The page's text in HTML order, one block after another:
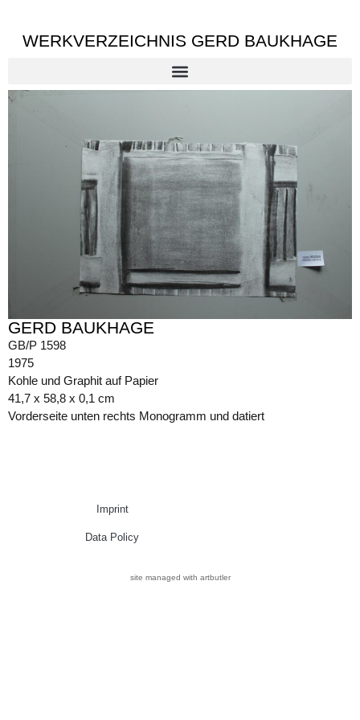
WERKVERZEICHNIS GERD BAUKHAGE
GERD BAUKHAGE
GB/P 1598
1975
Kohle und Graphit auf Papier
41,7 x 58,8 x 0,1 cm
Vorderseite unten rechts Monogramm und datiert
Imprint
Data Policy
site managed with artbutler